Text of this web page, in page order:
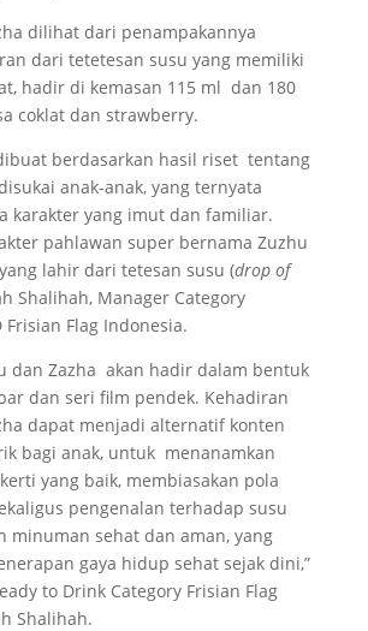
dilihat dari penampakannya
dari tetetesan susu yang memiliki
hadir di kemasan 115 ml dan 180
coklat dan strawberry.
berdasarkan hasil riset tentang
anak-anak, yang ternyata
karakter yang imut dan familiar.
pahlawan super bernama Zuzhu
lahir dari tetesan susu (drop of
Shalihah, Manager Category
Frisian Flag Indonesia.
dan Zazha akan hadir dalam bentuk
dan seri film pendek. Kehadiran
dapat menjadi alternatif konten
bagi anak, untuk menanamkan
yang baik, membiasakan pola
pengenalan terhadap susu
minuman sehat dan aman, yang
gaya hidup sehat sejak dini,”
to Drink Category Frisian Flag
Shalihah.